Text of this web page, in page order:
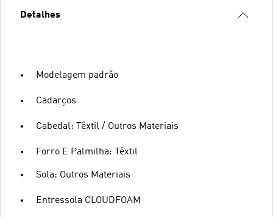
Detalhes
Modelagem padrão
Cadarços
Cabedal: Têxtil / Outros Materiais
Forro E Palmilha: Têxtil
Sola: Outros Materiais
Entressola CLOUDFOAM